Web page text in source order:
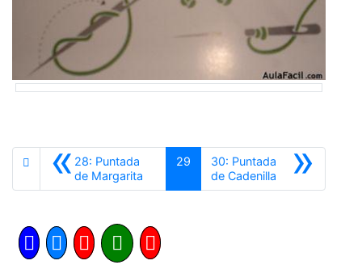
«28: Puntada
de Margarita
29 »
30: Puntada
de Cadenilla Siguiente